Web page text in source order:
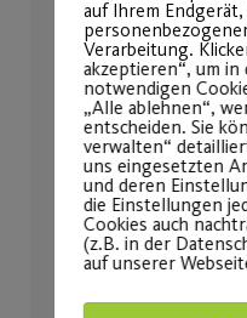
SWK/JWK/FWK/
10 Jahren
Alter 10 – 25
Wochentag
Uhrzeit 11:00
Details Mehr
SWK/JWK/FWK/
auf Ihrem Endgerät,
Verarbeitung.
akzeptieren“, um
notwendigen
„Alle ablehnen“,
entscheiden. Sie
verwalten“
uns eingesetzten
und deren
die Einstellungen
Cookies auch
(z.B. in der
auf unserer